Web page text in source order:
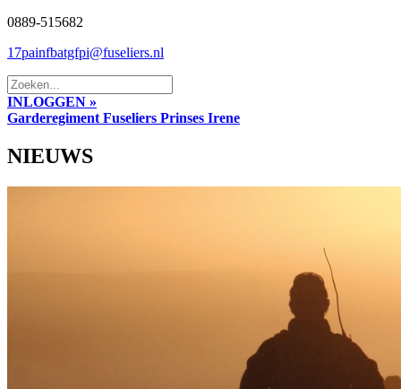
0889-515682
17painfbatgfpi@fuseliers.nl
INLOGGEN »
Garderegiment Fuseliers Prinses Irene
NIEUWS